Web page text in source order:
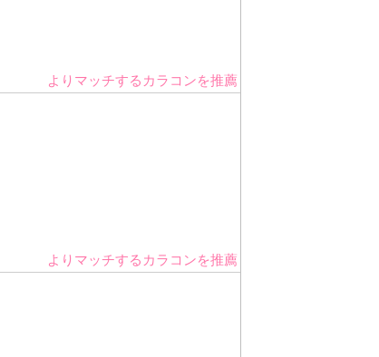
よりマッチするカラコンを推薦
よりマッチするカラコンを推薦